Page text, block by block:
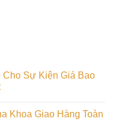
Cho Sự Kiện Giá Bao
Khoa Giao Hàng Toàn